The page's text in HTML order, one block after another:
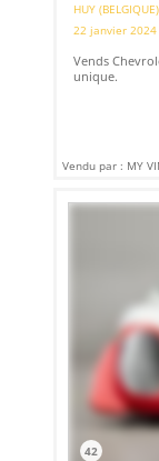
HUY (BELGIQUE)
22 janvier 2024
Vends
unique.
Vendu par : MY
42